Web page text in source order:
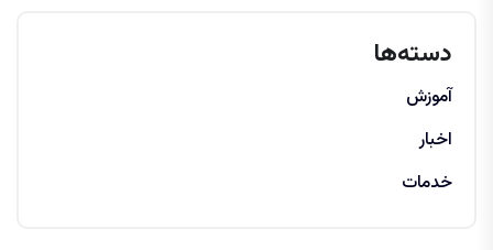
دسته‌ها
آموزش
اخبار
خدمات